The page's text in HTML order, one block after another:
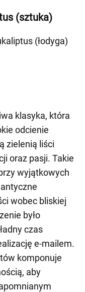
(sztuka)
(łodyga)
klasyka, która
odcienie
zielenią liści
oraz pasji. Takie
wyjątkowych
wobec bliskiej
było
czas
e-mailem.
komponuje
aby